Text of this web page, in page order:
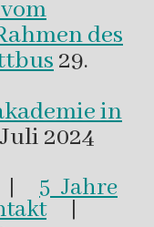
des
29.
in
Juli 2024
| 5 Jahre
|